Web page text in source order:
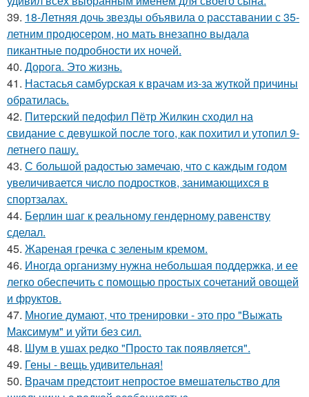
39. 18-Летняя дочь звезды объявила о расставании с 35-
летним продюсером, но мать внезапно выдала
пикантные подробности их ночей.
40. Дорога. Это жизнь.
41. Настасья самбурская к врачам из-за жуткой причины
обратилась.
42. Питерский педофил Пётр Жилкин сходил на
свидание с девушкой после того, как похитил и утопил 9-
летнего пашу.
43. С большой радостью замечаю, что с каждым годом
увеличивается число подростков, занимающихся в
спортзалах.
44. Берлин шаг к реальному гендерному равенству
сделал.
45. Жареная гречка с зеленым кремом.
46. Иногда организму нужна небольшая поддержка, и ее
легко обеспечить с помощью простых сочетаний овощей
и фруктов.
47. Многие думают, что тренировки - это про "Выжать
Максимум" и уйти без сил.
48. Шум в ушах редко "Просто так появляется".
49. Гены - вещь удивительная!
50. Врачам предстоит непростое вмешательство для